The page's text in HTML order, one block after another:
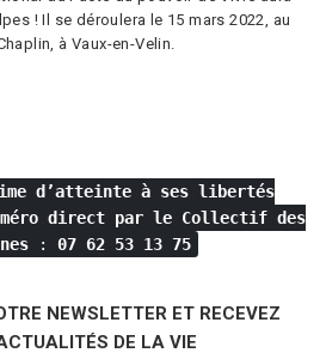
! Il se déroulera le 15 mars 2022, au
à Vaux-en-Velin.
d’atteinte à ses libertés
direct par le Collectif des
: 07 62 53 13 75
NEWSLETTER ET RECEVEZ
DE LA VIE